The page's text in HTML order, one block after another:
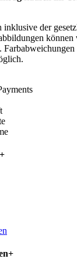
inklusive der
können
+
+